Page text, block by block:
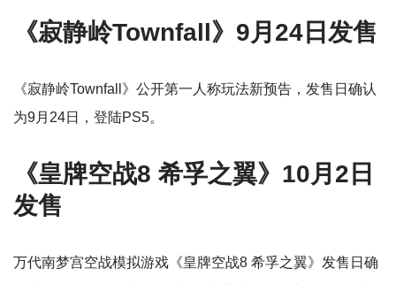
《寂静岭Townfall》9月24日发售
《寂静岭Townfall》公开第一人称玩法新预告，发售日确认
为9月24日，登陆PS5。
《皇牌空战8 希孚之翼》10月2日
发售
万代南梦宫空战模拟游戏《皇牌空战8 希孚之翼》发售日确